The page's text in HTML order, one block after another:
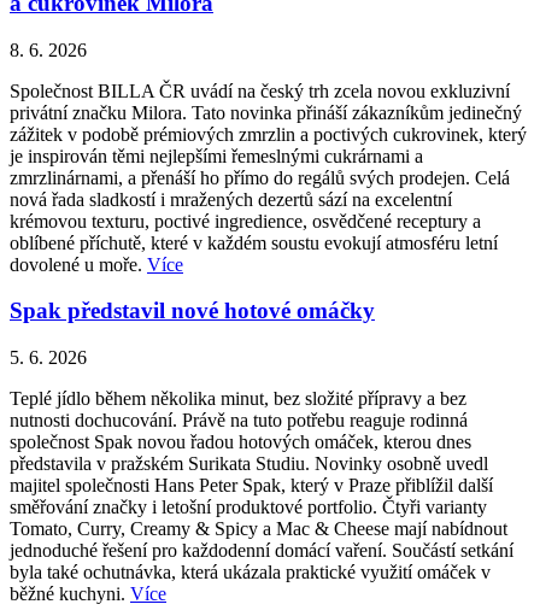
8. 6. 2026
Společnost BILLA ČR uvádí na český trh zcela novou exkluzivní
privátní značku Milora. Tato novinka přináší zákazníkům jedinečný
zážitek v podobě prémiových zmrzlin a poctivých cukrovinek, který
je inspirován těmi nejlepšími řemeslnými cukrárnami a
zmrzlinárnami, a přenáší ho přímo do regálů svých prodejen. Celá
nová řada sladkostí i mražených dezertů sází na excelentní
krémovou texturu, poctivé ingredience, osvědčené receptury a
oblíbené příchutě, které v každém soustu evokují atmosféru letní
dovolené u moře. Více
Spak představil nové hotové omáčky
5. 6. 2026
Teplé jídlo během několika minut, bez složité přípravy a bez
nutnosti dochucování. Právě na tuto potřebu reaguje rodinná
společnost Spak novou řadou hotových omáček, kterou dnes
představila v pražském Surikata Studiu. Novinky osobně uvedl
majitel společnosti Hans Peter Spak, který v Praze přiblížil další
směřování značky i letošní produktové portfolio. Čtyři varianty
Tomato, Curry, Creamy & Spicy a Mac & Cheese mají nabídnout
jednoduché řešení pro každodenní domácí vaření. Součástí setkání
byla také ochutnávka, která ukázala praktické využití omáček v
běžné kuchyni. Více